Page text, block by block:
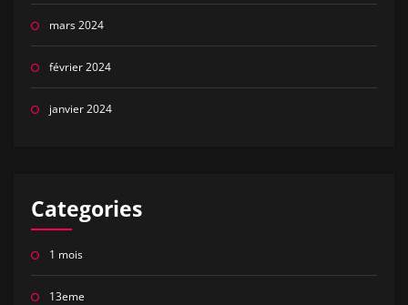
mars 2024
février 2024
janvier 2024
Categories
1 mois
13eme